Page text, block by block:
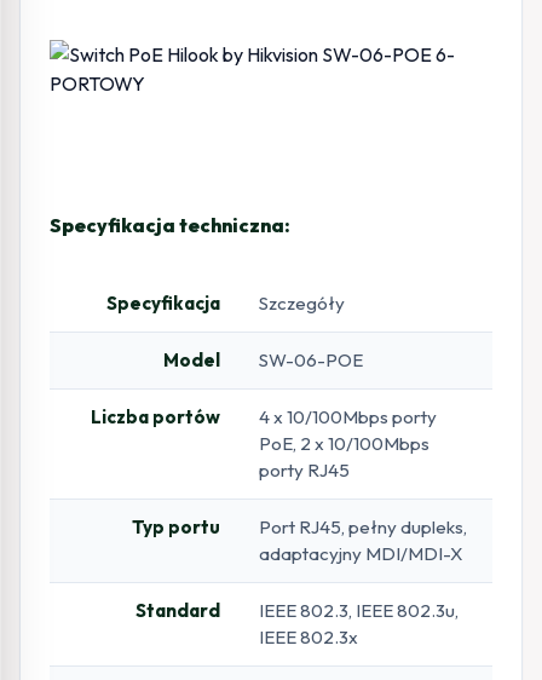
Specyfikacja techniczna:
Specyfikacja Szczegóły
Model SW-06-POE
Liczba portów
4 x 10/100Mbps porty
PoE, 2 x 10/100Mbps
porty RJ45
Typ portu
Port RJ45, pełny dupleks,
adaptacyjny MDI/MDI-X
Standard
IEEE 802.3, IEEE 802.3u,
IEEE 802.3x